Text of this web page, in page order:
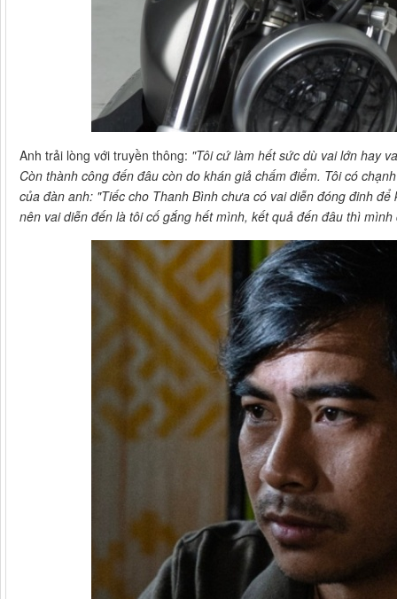
Anh trải lòng với truyền thông: "Tôi cứ làm hết sức dù vai lớn hay
Còn thành công đến đâu còn do khán giả chấm điểm. Tôi có
của đàn anh: "Tiếc cho Thanh Bình chưa có vai diễn đóng đinh
nên vai diễn đến là tôi cố gắng hết mình, kết quả đến đâu thì